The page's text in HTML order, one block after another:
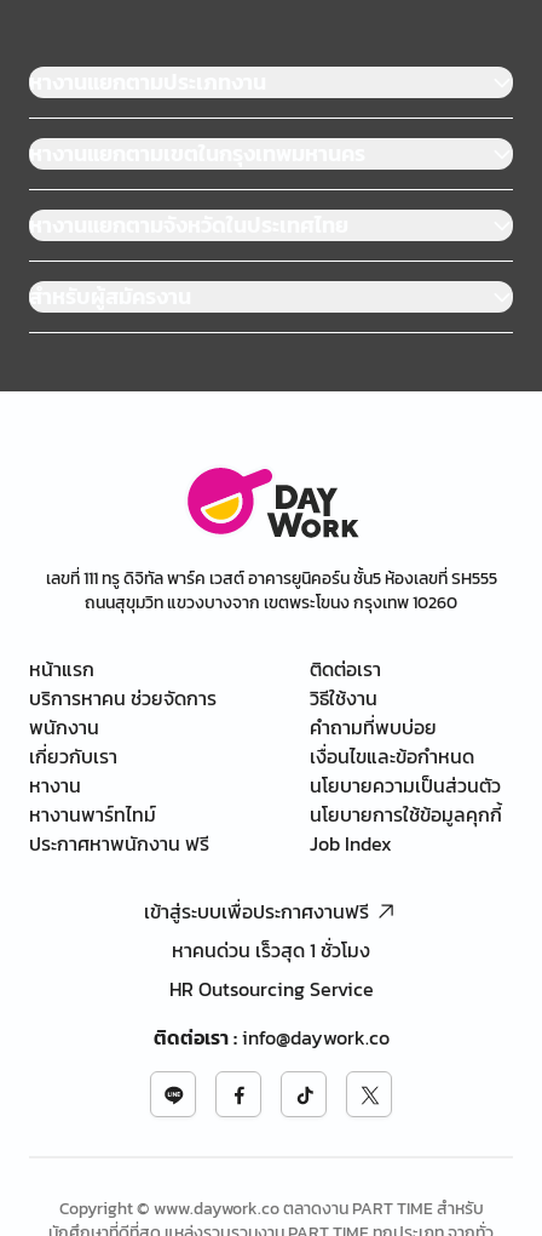
หางานแยกตามประเภทงาน
หางานแยกตามเขตในกรุงเทพมหานคร
หางานแยกตามจังหวัดในประเทศไทย
สำหรับผู้สมัครงาน
เลขที่ 111 ทรู ดิจิทัล พาร์ค เวสต์ อาคารยูนิคอร์น ชั้น5 ห้องเลขที่ SH555
ถนนสุขุมวิท แขวงบางจาก เขตพระโขนง กรุงเทพ 10260
หน้าแรก
บริการหาคน ช่วยจัดการ
พนักงาน
เกี่ยวกับเรา
หางาน
หางานพาร์ทไทม์
ประกาศหาพนักงาน ฟรี
ติดต่อเรา
วิธีใช้งาน
คำถามที่พบบ่อย
เงื่อนไขและข้อกำหนด
นโยบายความเป็นส่วนตัว
นโยบายการใช้ข้อมูลคุกกี้
Job Index
เข้าสู่ระบบเพื่อประกาศงานฟรี
หาคนด่วน เร็วสุด 1 ชั่วโมง
HR Outsourcing Service
ติดต่อเรา:info@daywork.co
Copyright © www.daywork.co ตลาดงาน PART TIME สำหรับ